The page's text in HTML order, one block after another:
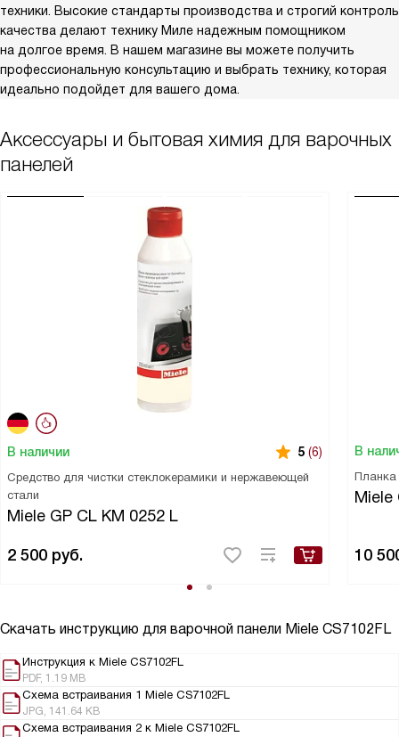
техники. Высокие стандарты производства и строгий контроль
качества делают технику Миле надежным помощником
на долгое время. В нашем магазине вы можете получить
профессиональную консультацию и выбрать технику, которая
идеально подойдет для вашего дома.
Аксессуары и бытовая химия для варочных
панелей
В наличии 5 (6)
Средство для чистки стеклокерамики и нержавеющей
стали
Miele GP CL KM 0252 L
2 500 руб.
В
Планка
Miele
10
Скачать инструкцию для варочной панели Miele CS7102FL
Инструкция к Miele CS7102FL
PDF, 1.19 MB
Схема встраивания 1 Miele CS7102FL
JPG, 141.64 KB
Схема встраивания 2 к Miele CS7102FL